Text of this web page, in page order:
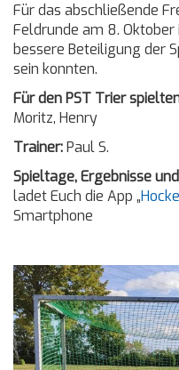
Für das abschließende
Feldrunde am 8.
bessere Beteiligung der
sein konnten.
Für den PST Trier
Moritz, Henry
Trainer:Paul S.
Spieltage, Ergebnisse
ladet Euch die App „
Smartphone